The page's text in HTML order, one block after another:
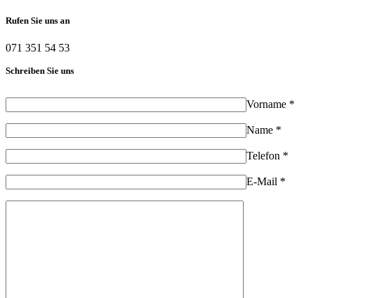
Rufen Sie uns an
071 351 54 53
Schreiben Sie uns
Vorname *
Name *
Telefon *
E-Mail *